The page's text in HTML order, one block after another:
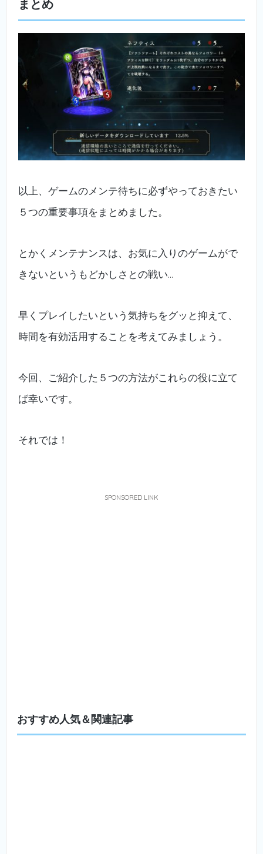
まとめ
以上、ゲームのメンテ待ちに必ずやっておきたい
５つの重要事項をまとめました。
とかくメンテナンスは、お気に入りのゲームがで
きないというもどかしさとの戦い…
早くプレイしたいという気持ちをグッと抑えて、
時間を有効活用することを考えてみましょう。
今回、ご紹介した５つの方法がこれらの役に立て
ば幸いです。
それでは！
SPONSORED LINK
おすすめ人気＆関連記事